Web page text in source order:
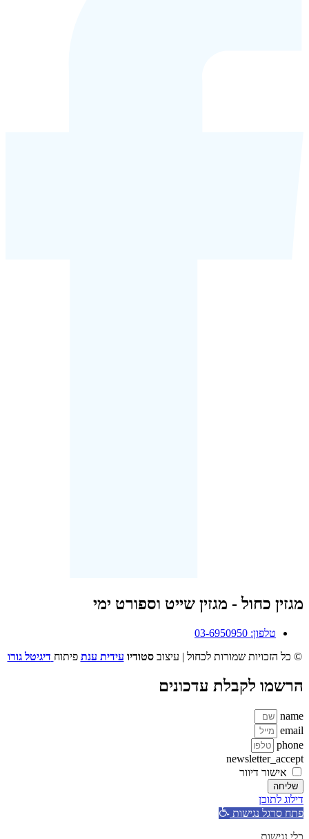
מגזין כחול - מגזין שייט וספורט ימי
טלפון: 03-6950950
© כל הזכויות שמורות לכחול | עיצובסטודיו עידית ענת פיתוח דיגיטל גורו
הרשמו לקבלת עדכונים
name
email
phone
newsletter_accept
אישור דיוור
שליחה
דילוג לתוכן
פתח סרגל נגישות
כלי נגישות